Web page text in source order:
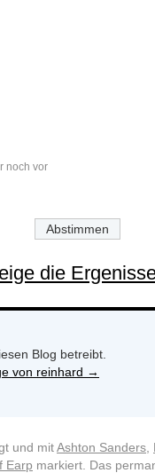
noch vor
die
Blog betreibt.
von reinhard →
und mitAshton Sanders
Earp markiert. Das